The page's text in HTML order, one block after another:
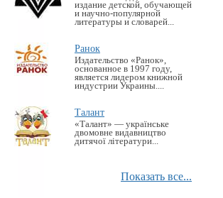
издание детской, обучающей
и научно-популярной
литературы и словарей...
Ранок
Издательство «Ранок»,
основанное в 1997 году,
является лидером книжной
индустрии Украины....
Талант
«Талант» — українське
двомовне видавництво
дитячої літератури...
Показать все...